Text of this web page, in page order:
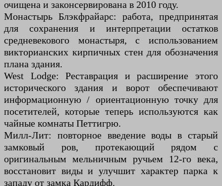
очищена и законсервирована в 2010 году.
Монастырь Блэкфрайарс: работа, предпринятая
для сохранения и интерпретации остатков
средневекового монастыря, с использованием
викторианских кирпичных стен для обозначения
плана здания.
West Lodge: Реставрация и расширение этого
исторического здания и ворот обеспечивают
информационную / ориентационную точку для
посетителей, которые теперь используются как
чайные комнаты Петтигрю.
Милл-Лит: повторное введение воды в старый
замковый ров, протекающий рядом с
оригинальным мельничным ручьем 12-го века,
восстановит виды и улучшит характер парка к
западу от замка Кардифф.